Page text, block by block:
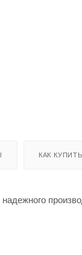
КАК КУПИТЬ